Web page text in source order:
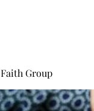
Faith Group